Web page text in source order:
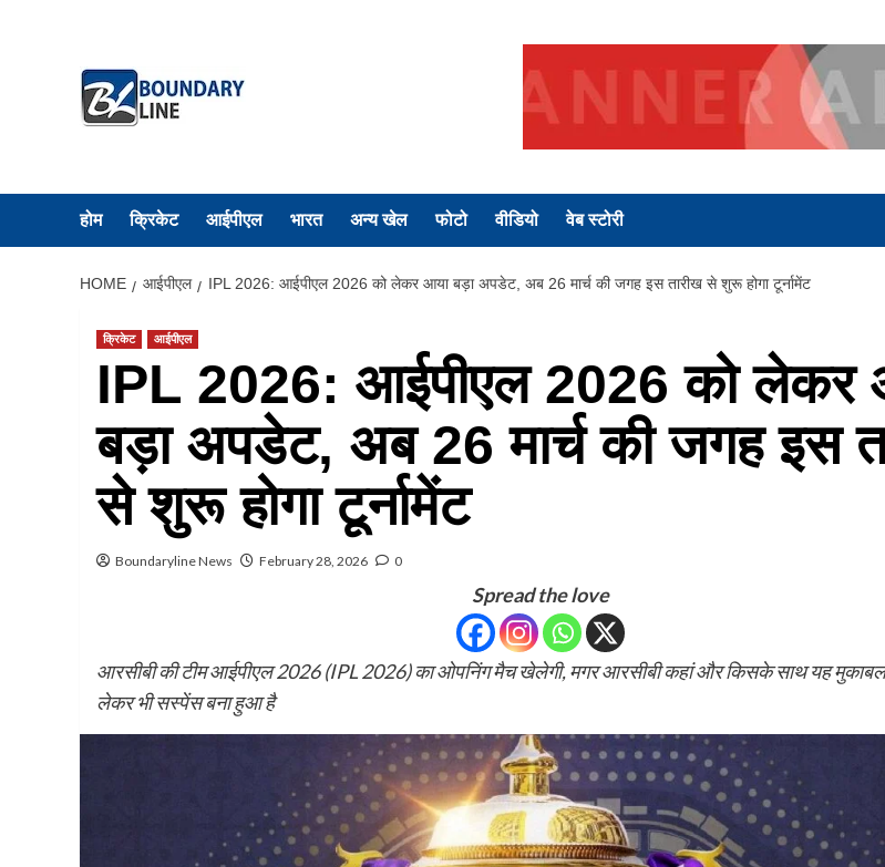
होम क्रिकेट आईपीएल भारत अन्य खेल फोटो वीडियो वेब स्टोरी
HOME आईपीएल IPL 2026: आईपीएल 2026 को लेकर आया बड़ा अपडेट, अब 26 मार्च की जगह इस तारीख से शुरू होगा टूर्नामेंट
क्रिकेट आईपीएल
IPL 2026: आईपीएल 2026 को लेकर
बड़ा अपडेट, अब 26 मार्च की जगह इस
से शुरू होगा टूर्नामेंट
Boundaryline News February 28, 2026 0
Spread the love
आरसीबी की टीम आईपीएल 2026 (IPL 2026) का ओपनिंग मैच खेलेगी, मगर आरसीबी कहां और किसके साथ यह
लेकर भी सस्पेंस बना हुआ है